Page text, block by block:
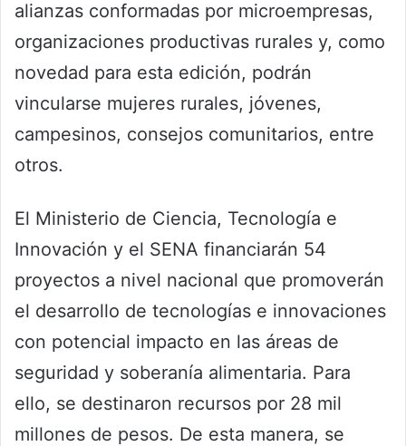
alianzas conformadas por microempresas,
organizaciones productivas rurales y, como
novedad para esta edición, podrán
vincularse mujeres rurales, jóvenes,
campesinos, consejos comunitarios, entre
otros.
El Ministerio de Ciencia, Tecnología e
Innovación y el SENA financiarán 54
proyectos a nivel nacional que promoverán
el desarrollo de tecnologías e innovaciones
con potencial impacto en las áreas de
seguridad y soberanía alimentaria. Para
ello, se destinaron recursos por 28 mil
millones de pesos. De esta manera, se